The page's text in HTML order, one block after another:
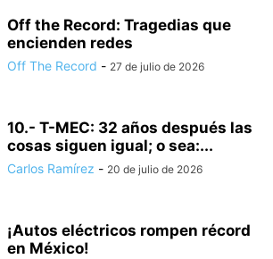
Off the Record: Tragedias que
encienden redes
Off The Record - 27 de julio de 2026
10.- T-MEC: 32 años después las
cosas siguen igual; o sea:...
Carlos Ramírez - 20 de julio de 2026
¡Autos eléctricos rompen récord
en México!